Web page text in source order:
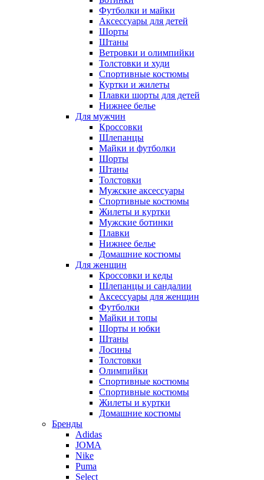
Футболки и майки
Аксессуары для детей
Шорты
Штаны
Ветровки и олимпийки
Толстовки и худи
Спортивные костюмы
Куртки и жилеты
Плавки шорты для детей
Нижнее белье
Для мужчин
Кроссовки
Шлепанцы
Майки и футболки
Шорты
Штаны
Толстовки
Мужские аксессуары
Спортивные костюмы
Жилеты и куртки
Мужские ботинки
Плавки
Нижнее белье
Домашние костюмы
Для женщин
Кроссовки и кеды
Шлепанцы и сандалии
Аксессуары для женщин
Футболки
Майки и топы
Шорты и юбки
Штаны
Лосины
Толстовки
Олимпийки
Спортивные костюмы
Спортивные костюмы
Жилеты и куртки
Домашние костюмы
Бренды
Adidas
JOMA
Nike
Puma
Select